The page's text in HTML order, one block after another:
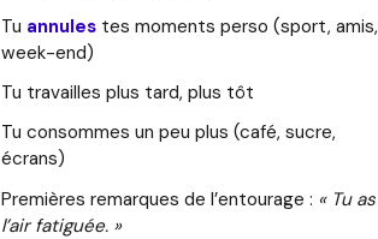
Tu annules tes moments perso (sport, amis,
week-end)
Tu travailles plus tard, plus tôt
Tu consommes un peu plus (café, sucre,
écrans)
Premières remarques de l’entourage : « Tu as
l’air fatiguée. »